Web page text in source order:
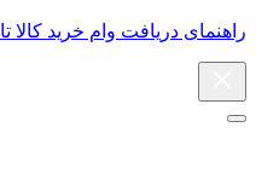
راهنمای دریافت وام خرید کالا تا 130 میلیون تومان